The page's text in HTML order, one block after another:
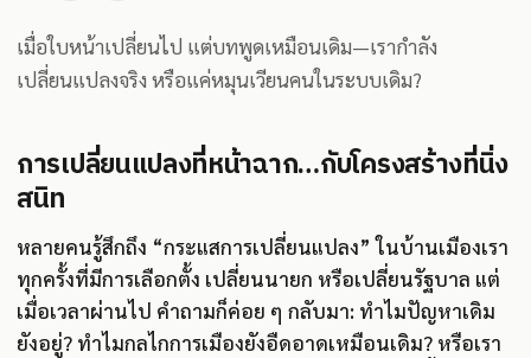
เมื่อใบหน้าเปลี่ยนไป แต่บทพูดเหมือนเดิม—เรากำลัง
เปลี่ยนแปลงจริง หรือแค่หมุนเวียนคนในระบบเดิม?
การเปลี่ยนแปลงที่หน้าฉาก…กับโครงสร้างที่นิ่ง
สนิท
หลายคนรู้สึกถึง “กระแสการเปลี่ยนแปลง” ในบ้านเมืองเรา
ทุกครั้งที่มีการเลือกตั้ง เปลี่ยนนายก หรือเปลี่ยนรัฐบาล แต่
เมื่อเวลาผ่านไป คำถามก็ค่อย ๆ กลับมา: ทำไมปัญหาเดิม
ยังอยู่? ทำไมกลไกการเมืองยังอืดอาดเหมือนเดิม? หรือเรา